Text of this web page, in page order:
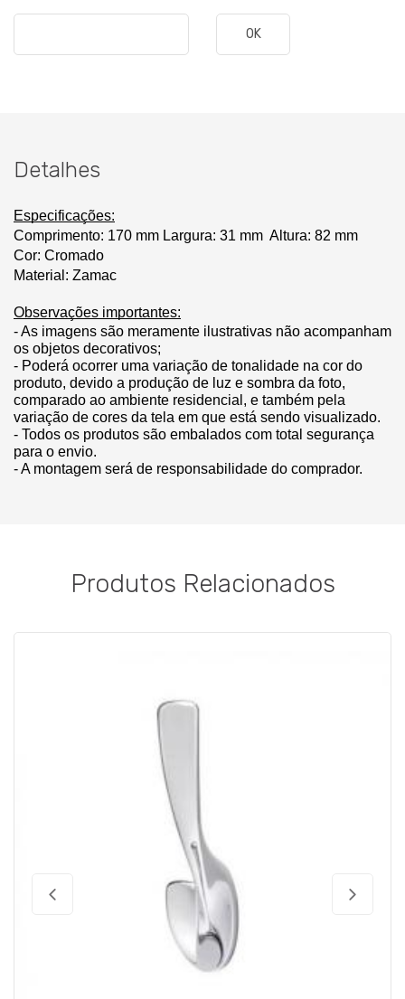
OK
Detalhes
Especificações:
Comprimento: 170 mm Largura: 31 mm Altura: 82 mm
Cor: Cromado
Material: Zamac
Observações importantes:
- As imagens são meramente ilustrativas não acompanham
os objetos decorativos;
- Poderá ocorrer uma variação de tonalidade na cor do
produto, devido a produção de luz e sombra da foto,
comparado ao ambiente residencial, e também pela
variação de cores da tela em que está sendo visualizado.
- Todos os produtos são embalados com total segurança
para o envio.
- A montagem será de responsabilidade do comprador.
Produtos Relacionados